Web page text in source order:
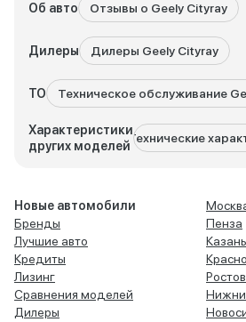
Об авто Отзывы о Geely Cityray
Дилеры Дилеры Geely Cityray
ТО Техническое обслуживание
Характеристики
других моделей
Технические
Новые автомобили
Бренды
Лучшие авто
Кредиты
Лизинг
Сравнения моделей
Дилеры
Пенза
Казань